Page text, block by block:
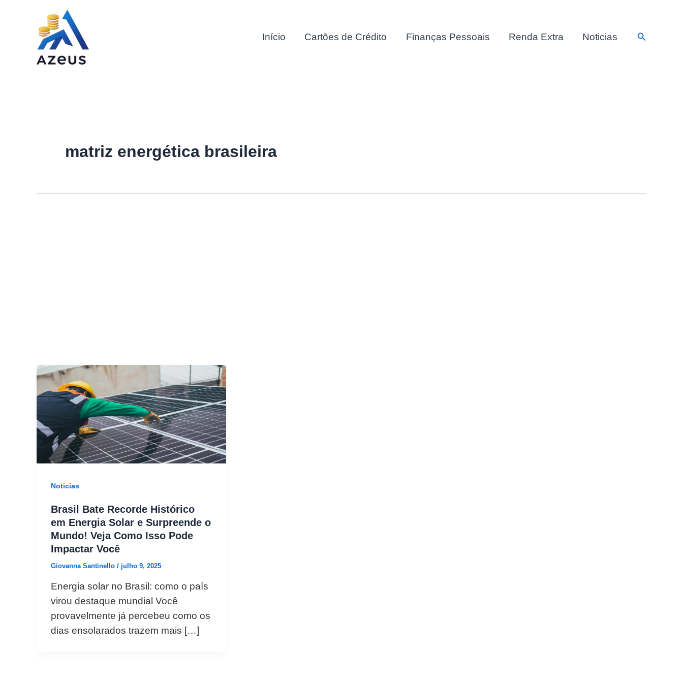
conteúdo
Início Cartões de Crédito Finanças Pessoais Renda Extra Noticias Pesquisar
matriz energética brasileira
Noticias
Brasil Bate Recorde Histórico
em Energia Solar e Surpreende o
Mundo! Veja Como Isso Pode
Impactar Você
Giovanna Santinello / julho 9, 2025
Energia solar no Brasil: como o país
virou destaque mundial Você
provavelmente já percebeu como os
dias ensolarados trazem mais […]